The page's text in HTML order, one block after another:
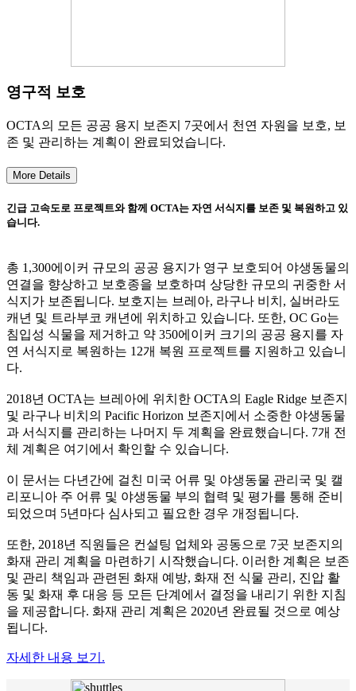
영구적 보호
OCTA의 모든 공공 용지 보존지 7곳에서 천연 자원을 보호, 보
존 및 관리하는 계획이 완료되었습니다.
More Details
긴급 고속도로 프로젝트와 함께 OCTA는 자연 서식지를 보존 및 복원하고 있
습니다.
총 1,300에이커 규모의 공공 용지가 영구 보호되어 야생동물의
연결을 향상하고 보호종을 보호하며 상당한 규모의 귀중한 서
식지가 보존됩니다. 보호지는 브레아, 라구나 비치, 실버라도
캐년 및 트라부코 캐년에 위치하고 있습니다. 또한, OC Go는
침입성 식물을 제거하고 약 350에이커 크기의 공공 용지를 자
연 서식지로 복원하는 12개 복원 프로젝트를 지원하고 있습니
다.
2018년 OCTA는 브레아에 위치한 OCTA의 Eagle Ridge 보존지
및 라구나 비치의 Pacific Horizon 보존지에서 소중한 야생동물
과 서식지를 관리하는 나머지 두 계획을 완료했습니다. 7개 전
체 계획은 여기에서 확인할 수 있습니다.
이 문서는 다년간에 걸친 미국 어류 및 야생동물 관리국 및 캘
리포니아 주 어류 및 야생동물 부의 협력 및 평가를 통해 준비
되었으며 5년마다 심사되고 필요한 경우 개정됩니다.
또한, 2018년 직원들은 컨설팅 업체와 공동으로 7곳 보존지의
화재 관리 계획을 마련하기 시작했습니다. 이러한 계획은 보존
및 관리 책임과 관련된 화재 예방, 화재 전 식물 관리, 진압 활
동 및 화재 후 대응 등 모든 단계에서 결정을 내리기 위한 지침
을 제공합니다. 화재 관리 계획은 2020년 완료될 것으로 예상
됩니다.
자세한 내용 보기.